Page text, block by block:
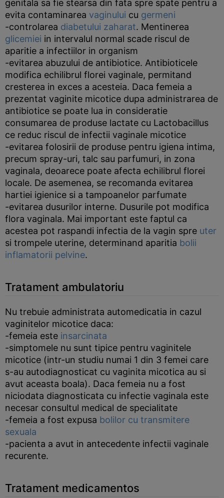
genitala sa fie stearsa din fata spre spate pentru a
evita contaminarea vaginului cu germeni
-controlarea diabetului zaharat. Mentinerea
glicemiei in intervalul normal scade riscul de
aparitie a infectiilor in organism
-evitarea abuzului de antibiotice. Antibioticele
modifica echilibrul florei vaginale, permitand
cresterea in exces a acesteia. Daca femeia a
prezentat vaginite micotice dupa administrarea de
antibiotice se poate lua in consideratie
consumarea de produse lactate cu Lactobacillus
ce reduc riscul de infectii vaginale micotice
-evitarea folosirii de produse pentru igiena intima,
precum spray-uri, talc sau parfumuri, in zona
vaginala, deoarece poate afecta echilibrul florei
locale. De asemenea, se recomanda evitarea
hartiei igienice si a tampoanelor parfumate
-evitarea dusurilor interne. Dusurile pot modifica
flora vaginala. Mai important este faptul ca
acestea pot raspandi infectia de la vagin spre uter
si trompele uterine, determinand aparitia bolii
inflamatorii pelvine.
Tratament ambulatoriu
Nu trebuie administrata automedicatia in cazul
vaginitelor micotice daca:
-femeia este insarcinata
-simptomele nu sunt tipice pentru vaginitele
micotice (intr-un studiu numai 1 din 3 femei care
s-au autodiagnosticat cu vaginita micotica au si
avut aceasta boala). Daca femeia nu a fost
niciodata diagnosticata cu infectie vaginala este
necesar consultul medical de specialitate
-femeia a fost expusa bolilor cu transmitere
sexuala
-pacienta a avut in antecedente infectii vaginale
recurente.
Tratament medicamentos